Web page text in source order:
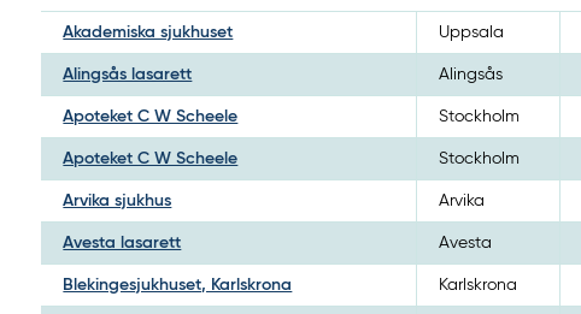
Akademiska sjukhuset Uppsala
Alingsås lasarett Alingsås
Apoteket C W Scheele Stockholm
Apoteket C W Scheele Stockholm
Arvika sjukhus Arvika
Avesta lasarett Avesta
Blekingesjukhuset, Karlskrona Karlskrona